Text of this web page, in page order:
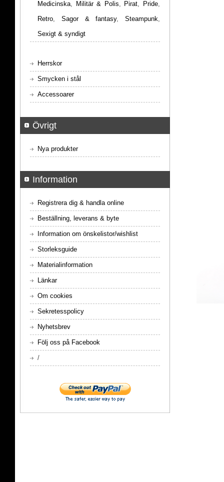
Medicinska, Militär & Polis, Pirat, Pride,
Retro, Sagor & fantasy, Steampunk,
Sexigt & syndigt
Herrskor
Smycken i stål
Accessoarer
Övrigt
Nya produkter
Information
Registrera dig & handla online
Beställning, leverans & byte
Information om önskelistor/wishlist
Storleksguide
Materialinformation
Länkar
Om cookies
Sekretesspolicy
Nyhetsbrev
Följ oss på Facebook
/